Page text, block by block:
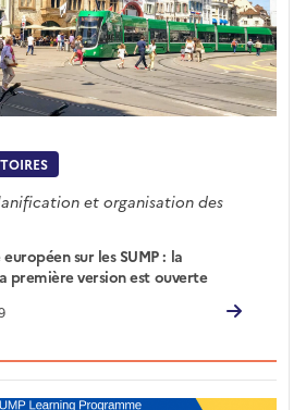
et organisation des
sur les SUMP : la
première version est ouverte